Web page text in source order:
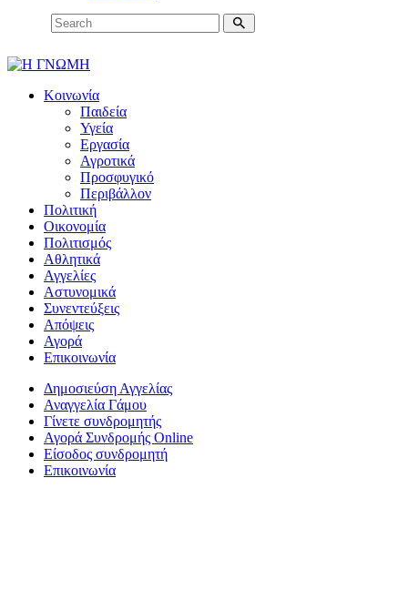
Κοινωνία
Παιδεία
Υγεία
Εργασία
Αγροτικά
Προσφυγικό
Περιβάλλον
Πολιτική
Οικονομία
Πολιτισμός
Αθλητικά
Αγγελίες
Αστυνομικά
Συνεντεύξεις
Απόψεις
Αγορά
Επικοινωνία
Δημοσιεύση Αγγελίας
Αναγγελία Γάμου
Γίνετε συνδρομητής
Αγορά Συνδρομής Online
Είσοδος συνδρομητή
Επικοινωνία